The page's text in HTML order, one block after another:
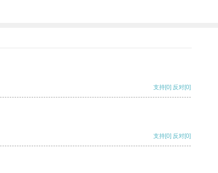
支持[0] 反对[0]
支持[0] 反对[0]